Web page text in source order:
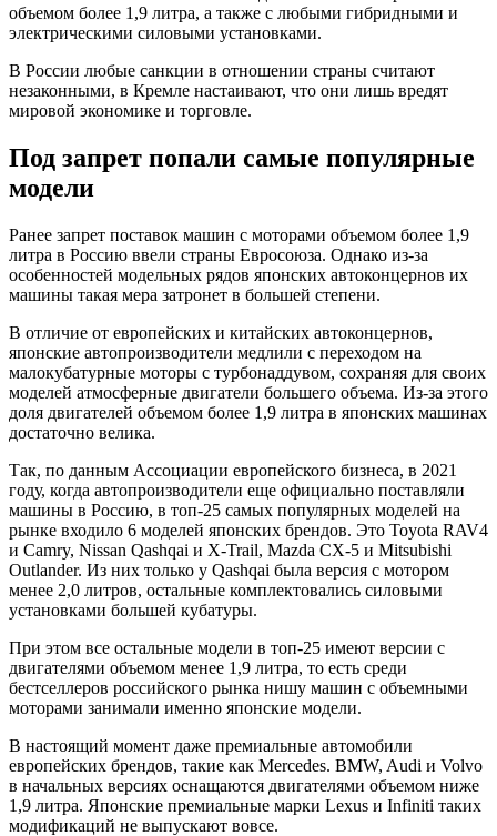
объемом более 1,9 литра, а также с любыми гибридными и
электрическими силовыми установками.
В России любые санкции в отношении страны считают
незаконными, в Кремле настаивают, что они лишь вредят
мировой экономике и торговле.
Под запрет попали самые популярные
модели
Ранее запрет поставок машин с моторами объемом более 1,9
литра в Россию ввели страны Евросоюза. Однако из-за
особенностей модельных рядов японских автоконцернов их
машины такая мера затронет в большей степени.
В отличие от европейских и китайских автоконцернов,
японские автопроизводители медлили с переходом на
малокубатурные моторы с турбонаддувом, сохраняя для своих
моделей атмосферные двигатели большего объема. Из-за этого
доля двигателей объемом более 1,9 литра в японских машинах
достаточно велика.
Так, по данным Ассоциации европейского бизнеса, в 2021
году, когда автопроизводители еще официально поставляли
машины в Россию, в топ-25 самых популярных моделей на
рынке входило 6 моделей японских брендов. Это Toyota RAV4
и Camry, Nissan Qashqai и X-Trail, Mazda CX-5 и Mitsubishi
Outlander. Из них только у Qashqai была версия с мотором
менее 2,0 литров, остальные комплектовались силовыми
установками большей кубатуры.
При этом все остальные модели в топ-25 имеют версии с
двигателями объемом менее 1,9 литра, то есть среди
бестселлеров российского рынка нишу машин с объемными
моторами занимали именно японские модели.
В настоящий момент даже премиальные автомобили
европейских брендов, такие как Mercedes. BMW, Audi и Volvo
в начальных версиях оснащаются двигателями объемом ниже
1,9 литра. Японские премиальные марки Lexus и Infiniti таких
модификаций не выпускают вовсе.